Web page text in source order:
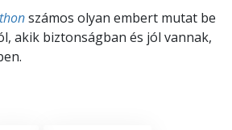
számos olyan embert mutat be
akik biztonságban és jól vannak,